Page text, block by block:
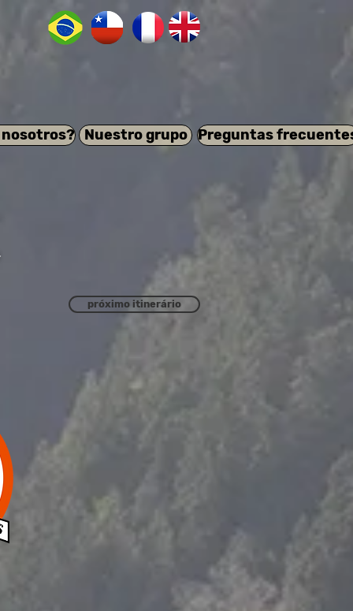
Nuestro grupo Preguntas
próximo itinerário